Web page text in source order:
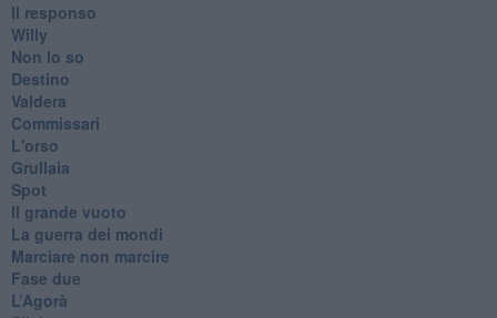
​Il responso
Willy
Non lo so
Destino
Valdera
Commissari
L'orso
Grullaia
Spot
​Il grande vuoto
​La guerra dei mondi
Marciare non marcire
Fase due
L’Agorà